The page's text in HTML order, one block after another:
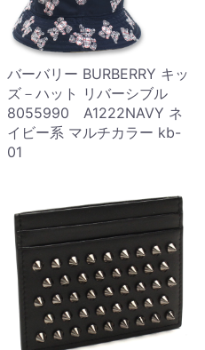
バーバリー BURBERRY キッ
ズ－ハット リバーシブル
8055990 A1222NAVY ネ
イビー系 マルチカラー kb-
01